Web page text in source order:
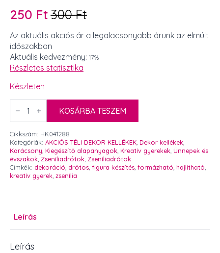
300Ft
Original
price
was:
300 Ft.
250 Ft
Current
price
is:
250 Ft.
Az aktuális akciós ár a legalacsonyabb árunk az elmúlt
időszakban
Aktuális kedvezmény: 17%
Részletes statisztika
Készleten
Zseníliadrót
fekete
mennyiség
KOSÁRBA TESZEM
Cikkszám: HK041288
Kategóriák: AKCIÓS TÉLI DEKOR KELLÉKEK, Dekor kellékek,
Karácsony, Kiegészítő alapanyagok, Kreatív gyerekek, Ünnepek és
évszakok, Zseníliadrótok, Zseníliadrótok
Címkék: dekoráció, drótos, figura készítés, formázható, hajlítható,
kreatív gyerek, zsenília
Leírás
Leírás